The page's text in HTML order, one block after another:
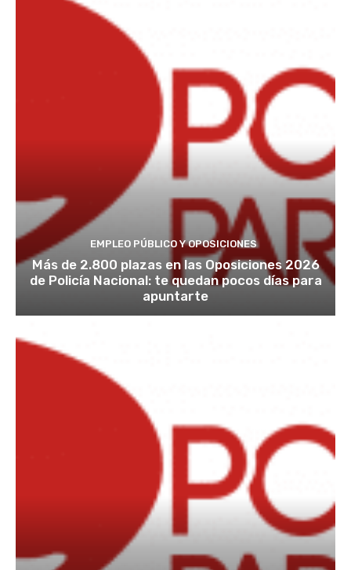
EMPLEO PÚBLICO Y OPOSICIONES
Más de 2.800 plazas en las Oposiciones 2026
de Policía Nacional: te quedan pocos días para
apuntarte